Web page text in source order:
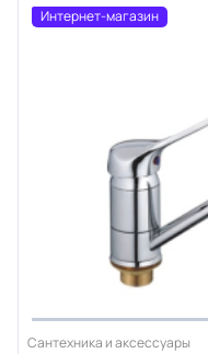
Интернет-магазин
Сантехника и аксессуары